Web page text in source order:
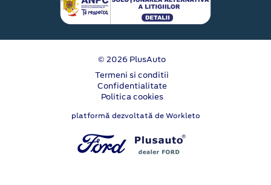
© 2026 PlusAuto
Termeni si conditii
Confidentialitate
Politica cookies
platformă dezvoltată de Workleto